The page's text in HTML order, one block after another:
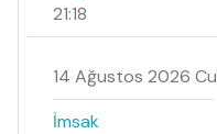
21:18
14 Ağustos 2026 Cu
İmsak